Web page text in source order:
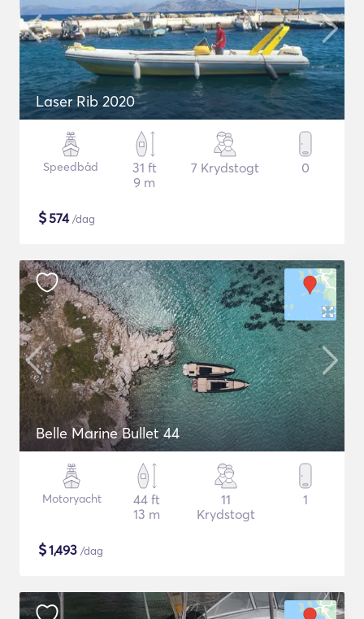
Laser Rib 2020
Speedbåd
31 ft
9 m
7 Krydstogt 0
$574/dag
Belle Marine Bullet 44
Motoryacht
44 ft
13 m
11
Krydstogt
1
$1,493 /dag